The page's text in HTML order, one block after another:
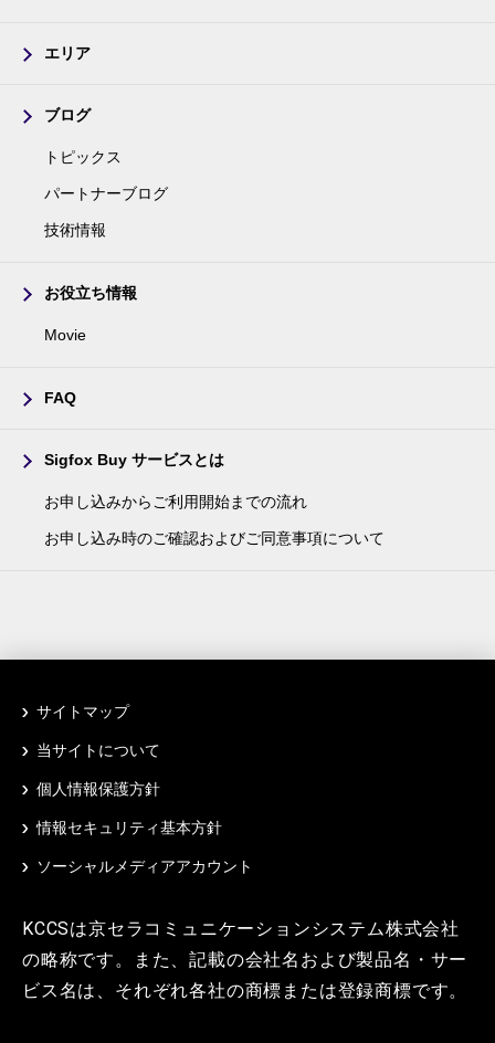
エリア
ブログ
トピックス
パートナーブログ
技術情報
お役立ち情報
Movie
FAQ
Sigfox Buy サービスとは
お申し込みからご利用開始までの流れ
お申し込み時のご確認およびご同意事項について
サイトマップ
当サイトについて
個人情報保護方針
情報セキュリティ基本方針
ソーシャルメディアアカウント
KCCSは京セラコミュニケーションシステム株式会社
の略称です。また、記載の会社名および製品名・サー
ビス名は、それぞれ各社の商標または登録商標です。